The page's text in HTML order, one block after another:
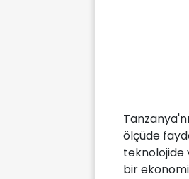
ölçüde
teknolojide
bir